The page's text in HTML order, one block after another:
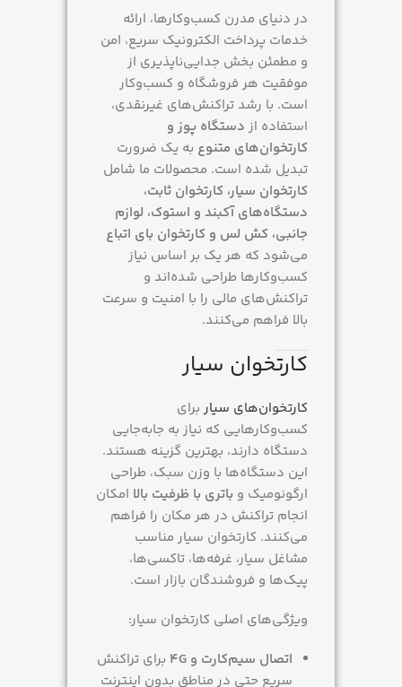
alited
نحوه ارتباط
نسل شبکه 4G
در دنیای مدرن کسب‌وکارها، ارائه
خدمات پرداخت الکترونیک سریع، امن
و مطمئن بخش جدایی‌ناپذیری از
موفقیت هر فروشگاه و کسب‌وکار
است. با رشد تراکنش‌های غیرنقدی،
استفاده از دستگاه پوز و
کارتخوان‌های متنوع به یک ضرورت
تبدیل شده است. محصولات ما شامل
کارتخوان سیار، کارتخوان ثابت،
دستگاه‌های آکبند و استوک، لوازم
جانبی، کش لس و کارتخوان بای اتباع
می‌شود که هر یک بر اساس نیاز
کسب‌وکارها طراحی شده‌اند و
تراکنش‌های مالی را با امنیت و سرعت
بالا فراهم می‌کنند.
کارتخوان سیار
کارتخوان‌های سیار برای
کسب‌وکارهایی که نیاز به جابه‌جایی
دستگاه دارند، بهترین گزینه هستند.
این دستگاه‌ها با وزن سبک، طراحی
ارگونومیک و باتری با ظرفیت بالا امکان
انجام تراکنش در هر مکان را فراهم
می‌کنند. کارتخوان سیار مناسب
مشاغل سیار، غرفه‌ها، تاکسی‌ها،
پیک‌ها و فروشندگان بازار است.
ویژگی‌های اصلی کارتخوان سیار:
اتصال سیم‌کارت و 4G
برای تراکنش
سریع حتی در مناطق بدون اینترنت